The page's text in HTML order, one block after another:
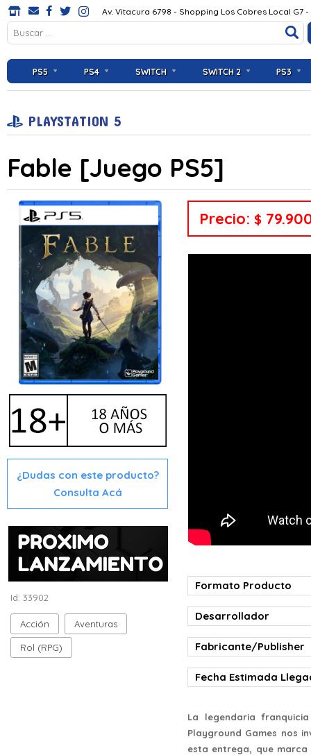
Av. Vitacura 6798 - Shopping Los Cobres Local G7
PS5 PS4 SWITCH SWITCH 2 PS3
PLAYSTATION 5
Fable [Juego PS5]
¿Dudas con este producto?
Consulta Acá
Id: 33902
Acción Aventuras
Rol (RPG)
Precio: $
Formato Producto
Desarrollador
Fabricante/Publisher
Fecha Estimada
La legendaria
Playground Games nos
esta entrega, que